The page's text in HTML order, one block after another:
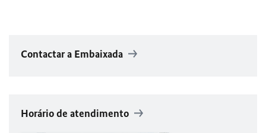
Contactar a Embaixada
Horário de atendimento